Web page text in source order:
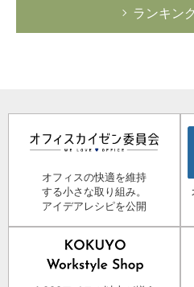
ランキン
オフィスの快適を維持
する小さな取り組み。
アイデアレシピを公開